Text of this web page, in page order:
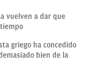
vuelven a dar que
griego ha concedido
bien de la